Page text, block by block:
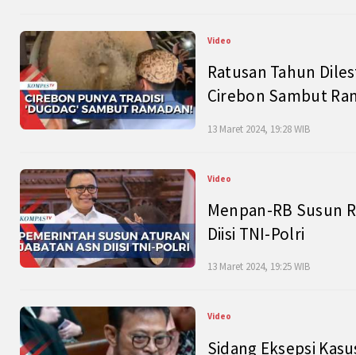
Video
Ratusan Tahun
Cirebon Sambut
13 Maret 2024, 19:28 WIB
Video
Menpan-RB Susun
Diisi TNI-Polri
13 Maret 2024, 19:25 WIB
Video
Sidang Eksepsi